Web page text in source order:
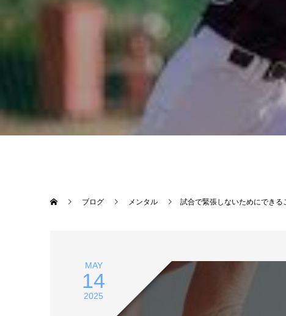
ブログ メンタル 試合で緊張しないためにできる
MAY
14
2025